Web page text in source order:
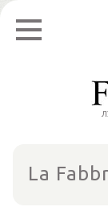
Перейти
содержанию
La